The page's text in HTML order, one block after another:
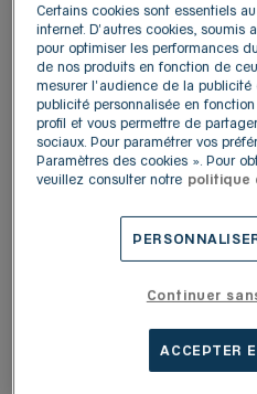
1
3.81 km
LOUIS PION
CAMPAGNE
Plan de Campagne
13480 Cabriès
4,6/5 Note de 4.6 sur 5
(689 avis)
Ouvert
Plus
LOUIS PION
13127 Vitrolles
Certains cookies sont essentiels
internet. D'autres cookies, soumis
pour optimiser les performances
de nos produits en fonction de
mesurer l'audience de la publicité
publicité personnalisée en
profil et vous permettre de
sociaux. Pour paramétrer vos
Paramètres des cookies ». Pour
veuillez consulter notre politique
Continuer
ACCEPTER